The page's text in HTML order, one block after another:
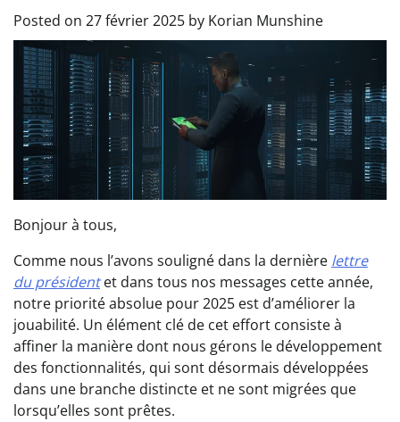
Posted on 27 février 2025 by Korian Munshine
Bonjour à tous,
Comme nous l’avons souligné dans la dernière lettre
du présidentet dans tous nos messages cette année,
notre priorité absolue pour 2025 est d’améliorer la
jouabilité. Un élément clé de cet effort consiste à
affiner la manière dont nous gérons le développement
des fonctionnalités, qui sont désormais développées
dans une branche distincte et ne sont migrées que
lorsqu’elles sont prêtes.